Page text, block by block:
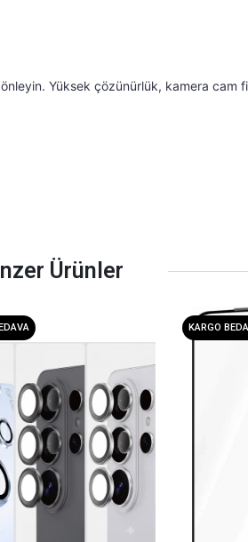
Koyu Yeşil/Kırmızı/
Yüksek çözünürlük, kamera cam
Ürünler
KARGO